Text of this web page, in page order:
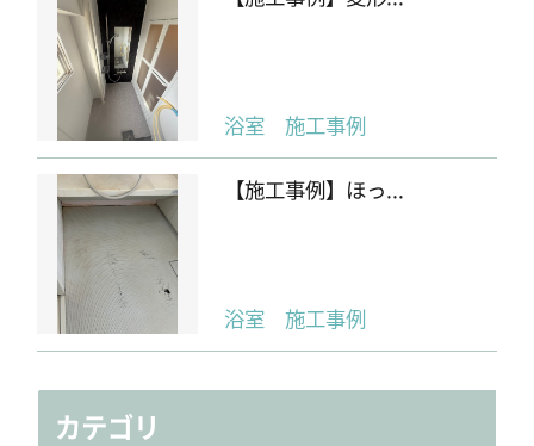
浴室 施工事例
【施工事例】ほっ...
浴室 施工事例
カテゴリ